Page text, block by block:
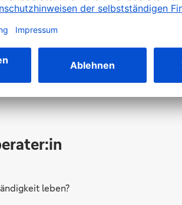
Sie Teil des
leben?